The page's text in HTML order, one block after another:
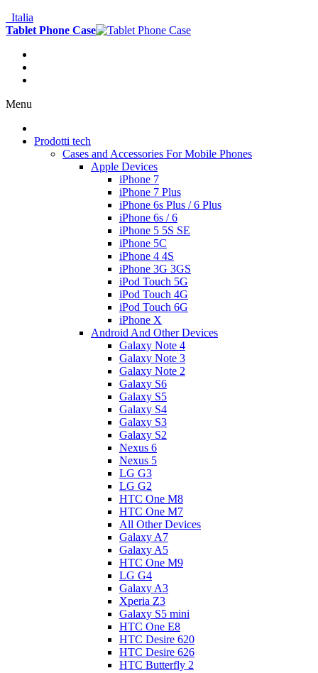
Italia
Tablet Phone Case
Menu
Prodotti tech
Cases and Accessories For Mobile Phones
Apple Devices
iPhone 7
iPhone 7 Plus
iPhone 6s Plus / 6 Plus
iPhone 6s / 6
iPhone 5 5S SE
iPhone 5C
iPhone 4 4S
iPhone 3G 3GS
iPod Touch 5G
iPod Touch 4G
iPod Touch 6G
iPhone X
Android And Other Devices
Galaxy Note 4
Galaxy Note 3
Galaxy Note 2
Galaxy S6
Galaxy S5
Galaxy S4
Galaxy S3
Galaxy S2
Nexus 6
Nexus 5
LG G3
LG G2
HTC One M8
HTC One M7
All Other Devices
Galaxy A7
Galaxy A5
HTC One M9
LG G4
Galaxy A3
Xperia Z3
Galaxy S5 mini
HTC One E8
HTC Desire 620
HTC Desire 626
HTC Butterfly 2